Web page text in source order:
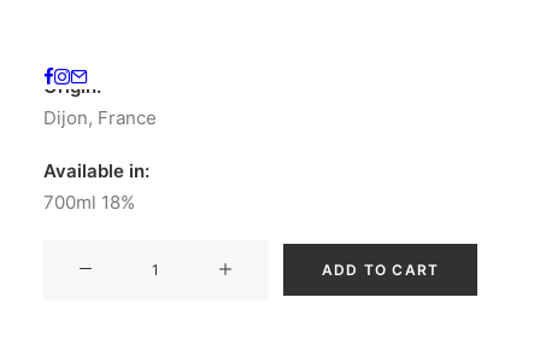
Origin:
Dijon, France
Available in:
700ml 18%
ADD TO CART